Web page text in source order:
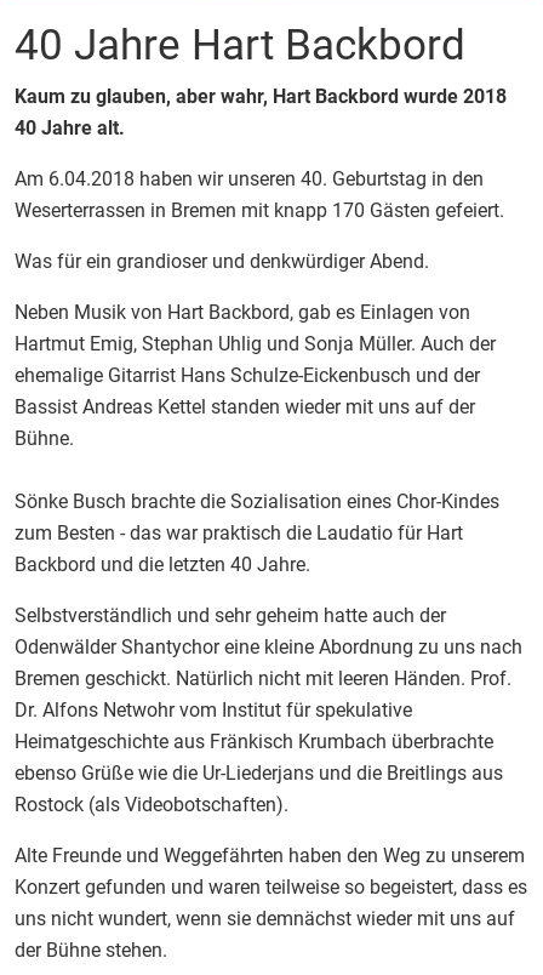
40 Jahre Hart Backbord
Kaum zu glauben, aber wahr, Hart Backbord wurde 2018
40 Jahre alt.
Am 6.04.2018 haben wir unseren 40. Geburtstag in den
Weserterrassen in Bremen mit knapp 170 Gästen gefeiert.
Was für ein grandioser und denkwürdiger Abend.
Neben Musik von Hart Backbord, gab es Einlagen von
Hartmut Emig, Stephan Uhlig und Sonja Müller. Auch der
ehemalige Gitarrist Hans Schulze-Eickenbusch und der
Bassist Andreas Kettel standen wieder mit uns auf der
Bühne.
Sönke Busch brachte die Sozialisation eines Chor-Kindes
zum Besten - das war praktisch die Laudatio für Hart
Backbord und die letzten 40 Jahre.
Selbstverständlich und sehr geheim hatte auch der
Odenwälder Shantychor eine kleine Abordnung zu uns nach
Bremen geschickt. Natürlich nicht mit leeren Händen. Prof.
Dr. Alfons Netwohr vom Institut für spekulative
Heimatgeschichte aus Fränkisch Krumbach überbrachte
ebenso Grüße wie die Ur-Liederjans und die Breitlings aus
Rostock (als Videobotschaften).
Alte Freunde und Weggefährten haben den Weg zu unserem
Konzert gefunden und waren teilweise so begeistert, dass es
uns nicht wundert, wenn sie demnächst wieder mit uns auf
der Bühne stehen.